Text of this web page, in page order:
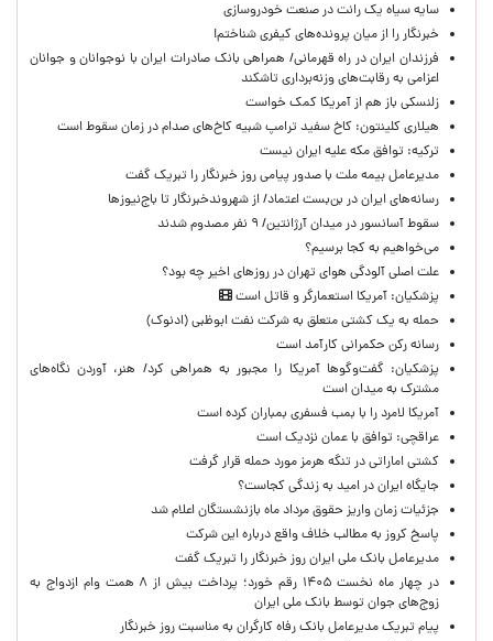
سایه سیاه یک رانت در صنعت خودروسازی
خبرنگار را از میان پرونده‌های کیفری شناختم!
​فرزندان ایران در راه قهرمانی/ همراهی بانک صادرات ایران با نوجوانان و جوانان
اعزامی به رقابت‌های وزنه‌برداری تاشکند
زلنسکی باز هم از آمریکا کمک خواست
هیلاری کلینتون: کاخ سفید ترامپ شبیه کاخ‌های صدام در زمان سقوط است
ترکیه: توافق مکه علیه ایران نیست
مدیرعامل بیمه ملت با صدور پیامی روز خبرنگار را تبریک گفت
رسانه‌های ایران در بن‌بست اعتماد/ از شهروندخبرنگار تا باج‌نیوزها
سقوط آسانسور در میدان آرژانتین/ ۹ نفر مصدوم شدند
می‌خواهیم به کجا برسیم؟
علت اصلی آلودگی هوای تهران در روزهای اخیر چه بود؟
پزشکیان: آمریکا استعمارگر و قاتل است
حمله به یک کشتی متعلق به شرکت نفت ابوظبی (ادنوک)
رسانه رکن حکمرانی کارآمد است
پزشکیان: گفت‌وگوها آمریکا را مجبور به همراهی کرد/ هنر، آوردن نگاه‌های
مشترک به میدان است
آمریکا لامرد را با بمب فسفری بمباران کرده است
عراقچی: توافق با عمان نزدیک است
کشتی اماراتی در تنگه هرمز مورد حمله قرار گرفت
جایگاه ایران در امید به زندگی کجاست؟
جزئیات زمان واریز حقوق مرداد ماه بازنشستگان اعلام شد
پاسخ کروز به مطالب خلاف واقع درباره این شرکت
مدیرعامل بانک ملی ایران روز خبرنگار را تبریک گفت
در چهار ماه نخست ۱۴۰۵ رقم خورد؛ پرداخت بیش از ۸ همت وام ازدواج به
زوج‌های جوان توسط بانک ملی ایران
پیام تبریک مدیرعامل بانک رفاه کارگران به مناسبت روز خبرنگار